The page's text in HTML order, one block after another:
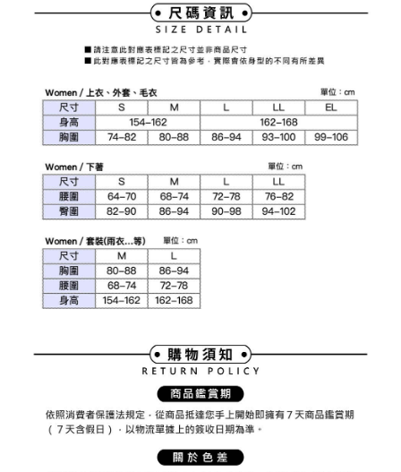
【繳款方式說明】
1.分期款項不併入電信帳單，「大哥付你分期」於每月結算日後寄送繳費提
2.透過簡訊連結打開帳單後，可選擇「超商條碼／台灣大直營門市／銀行轉
【注意事項】
1.本服務係由「台灣大哥大股份有限公司」（以下簡稱本公司）所提供，讓
用戶於交易時，得透過本服務購買商品或服務，並由商店將買賣／分期付款
買賣價金債權讓與本公司後，依約使用本公司帳單繳交帳款。
2.基於同意付款使用「大哥付你分期」之契約關係目的，商店將以您的個人
資料（包含姓名、電話或地址）提供予台灣大哥大進項蒐集、處理及利用，
由本公司與您本人進行分期帳單所需資料之確認、核對及更正。
３．安心：先確認商品／服務後，再付款。
１．於結帳方式選擇「AFTEE先享後付」後，將跳轉至「AFTEE先享後付」
２．訂單成立數日內，您將收到繳費通知簡訊。
３．收到繳費通知簡訊後14天內，點擊此簡訊中的連結，可透過四大超商／
ATM／網路銀行／等多元方式進行付款，方視為交易完成。
※ 請注意：結帳手續完成當下不需立刻繳費，但若您需要取消訂單，請聯絡
後付繳納相關費用。
※ 交易是否成功請以「AFTEE先享後付 」之結帳頁面顯示為準，若有關於
是否繳費成功／繳費後需取消欲退款等相關疑問，請聯繫「AFTEE先享後付
客戶支援中心」https://netprotections.freshdesk.com/support/home
【注意事項】
１．透過由恩沛科技股份有限公司提供之「AFTEE先享後付」服務完成之交
易，需依本服務之必要範圍內提供個人資料，並將交易相關給付款項請求債
權轉讓予恩沛科技股份有限公司。
３．未成年的使用者請事先徵得法定代理人或監護人之同意方可使用
「AFTEE先享後付」，若未經同意申辦者引起之損失，本公司不負相關責
４．使用「AFTEE先享後付」時，將依據個別帳號之用戶狀況，依本公司即
時審查核予不同之上限額度；若仍有額度不足之情形，本公司將視審查結果
請求用戶進行身份認證。
恩沛科技股份有限公司將有權停止該用戶之使用額度並採取法律行動。
全家取貨付款
免運費
萊爾富取貨付款
付款後萊爾富取貨
免運費
7-11取貨付款
免運費
付款後7-11取貨
宅配
離島宅配
免運費